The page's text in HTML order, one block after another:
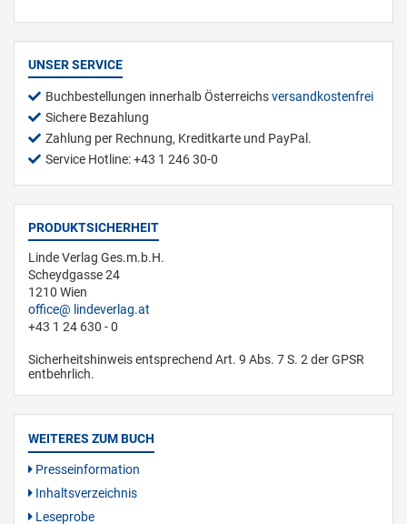
UNSER SERVICE
Buchbestellungen innerhalb Österreichsversandkostenfrei
Sichere Bezahlung
Zahlung per Rechnung, Kreditkarte und PayPal.
Service Hotline: +43 1 246 30-0
PRODUKTSICHERHEIT
Linde Verlag Ges.m.b.H.
Scheydgasse 24
1210 Wien
office
lindeverlag.at
+43 1 24 630 - 0
Sicherheitshinweis entsprechend Art. 9 Abs. 7 S. 2 der GPSR
entbehrlich.
WEITERES ZUM BUCH
Presseinformation
Inhaltsverzeichnis
Leseprobe